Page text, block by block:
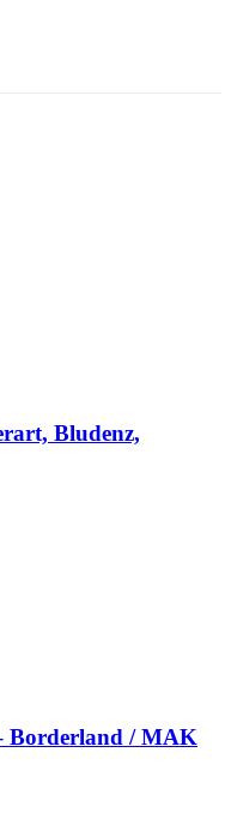
Bludenz,
Borderland / MAK